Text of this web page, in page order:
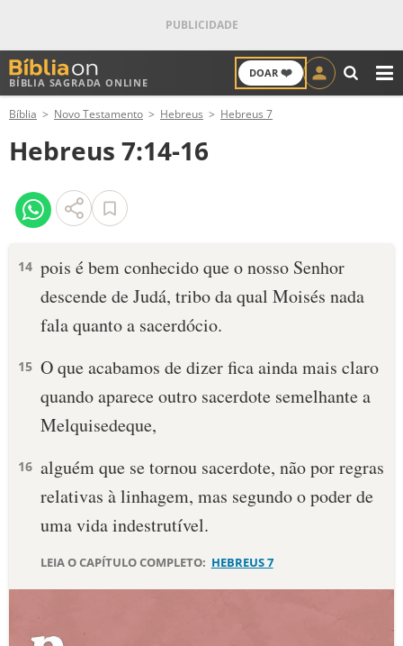
BÍBLIA SAGRADA ONLINE
DOAR ❤️
ANTIGO TESTAMENTO
NOVO TESTAMENTO
VERSÍCULOS
PALAVRA DO DIA
DEVOCIONAL DIÁRIO
10 MANDAMENTOS
ESTUDOS BÍBLICOS
ESBOÇOS DE PREGAÇÃO
Bíblia Novo Testamento Hebreus Hebreus 7
Hebreus 7:14-16
14 pois é bem conhecido que o nosso Senhor
descende de Judá, tribo da qual Moisés nada
fala quanto a sacerdócio.
15 O que acabamos de dizer fica ainda mais claro
quando aparece outro sacerdote semelhante a
Melquisedeque,
16 alguém que se tornou sacerdote, não por regras
relativas à linhagem, mas segundo o poder de
uma vida indestrutível.
LEIA O CAPÍTULO COMPLETO: HEBREUS 7